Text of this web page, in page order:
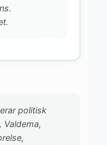
politisk
Valdema,